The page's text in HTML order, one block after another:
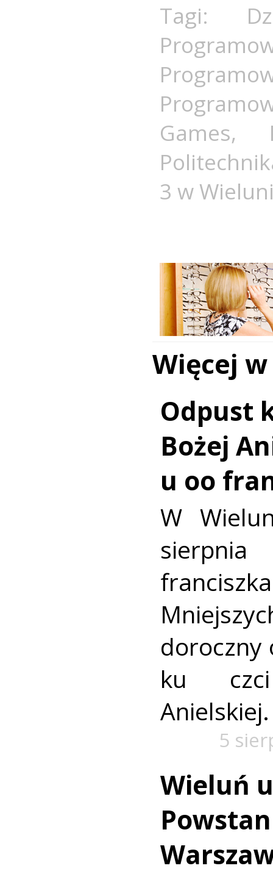
Tagi:
Games,
3 w
Więcej
Odpust
Bożej
u oo
W
doroczny
ku
Anielskiej.
5
Wieluń